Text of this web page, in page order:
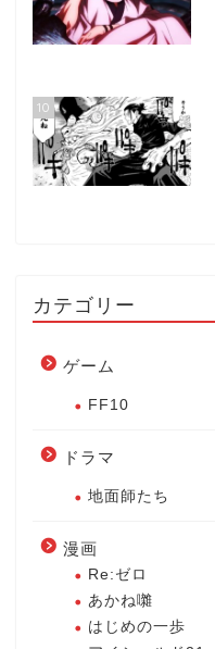
10
カテゴリー
ゲーム
FF10
ドラマ
地面師たち
漫画
Re:ゼロ
あかね囃
はじめの一歩